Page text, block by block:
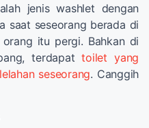
jenis washlet dengan
saat seseorang berada di
itu pergi. Bahkan di
terdapattoilet yang
seseorang. Canggih